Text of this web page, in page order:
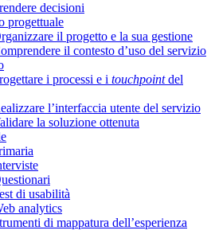
decisioni
progettuale
il progetto e la sua gestione
il contesto d’uso del servizio
i processi e i touchpointdel
l’interfaccia utente del servizio
la soluzione ottenuta
di usabilità
analytics
di mappatura dell’esperienza